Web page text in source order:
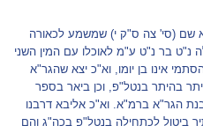
שם (סי' צה ס"ק י) שמשמע לכאורה
נ"ט בר נ"ט ע"מ לאוכלו עם המין השני
אינו בן יומו, וא"כ יצא שהגר"א
בהיתר בנטל"פ, וכן ביאר בספר
הגר"א ברמ"א. וא"כ אליבא דרבנו
ביטול לכתחילה בנטל"פ בכה"ג והם